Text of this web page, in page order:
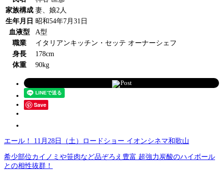
家族構成 妻、娘2人
生年月日 昭和54年7月31日
血液型
A型
職業
イタリアンキッチン・セッテ オーナーシェフ
身長
178cm
体重
90kg
Post
Save
エール！ 11月28日（土）ロードショー イオンシネマ和歌山
希少部位カイノミや笹肉など品ぞろえ豊富 超強力炭酸のハイボール
との相性抜群！